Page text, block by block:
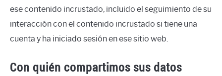
ese contenido incrustado, incluido el seguimiento de su
interacción con el contenido incrustado si tiene una
cuenta y ha iniciado sesión en ese sitio web.
Con quién compartimos sus datos